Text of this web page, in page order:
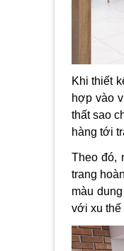
Khi thiết
hợp vào
thất sao
hàng tới
Theo đó,
trang
màu
với xu thế